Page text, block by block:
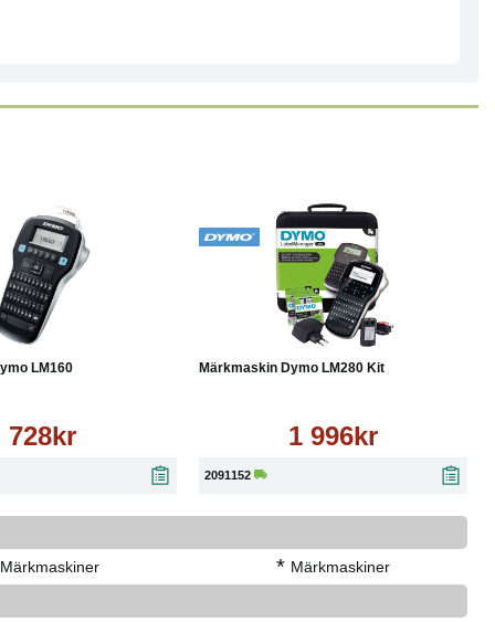
LM160
728kr
Märkmaskin Dymo LM280 Kit
1 996kr
2091152
Läs mer
Märkmaskiner * Märkmaskiner